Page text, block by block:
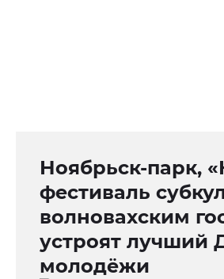
Ноябрьск-парк,
фестиваль
волновахским
устроят лучший
молодёжи